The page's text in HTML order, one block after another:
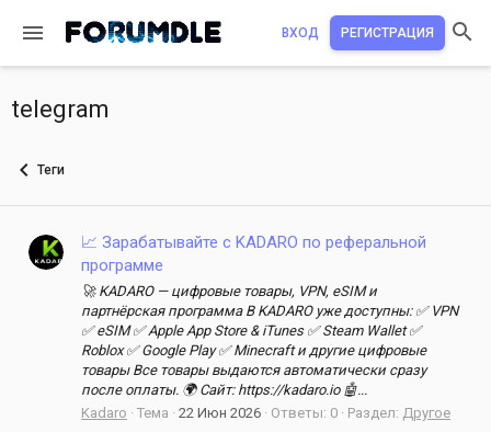
ВХОД РЕГИСТРАЦИЯ
telegram
Теги
📈 Зарабатывайте с KADARO по реферальной
программе
🚀 KADARO — цифровые товары, VPN, eSIM и
партнёрская программа В KADARO уже доступны: ✅ VPN
✅ eSIM ✅ Apple App Store & iTunes ✅ Steam Wallet ✅
Roblox ✅ Google Play ✅ Minecraft и другие цифровые
товары Все товары выдаются автоматически сразу
после оплаты. 🌍 Сайт: https://kadaro.io 🤖...
Kadaro
Тема 22 Июн 2026 Ответы: 0 Раздел: Другое